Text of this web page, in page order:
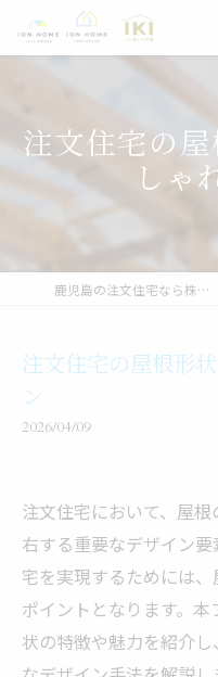
注文住宅の
しゃ
鹿児島の注文住宅なら株式会社イオン・ホーム
注文住宅の屋根形
ン
2026/04/09
注文住宅において、屋
右する重要なデザイン
宅を実現するためには
ポイントとなります。
状の特徴や魅力を紹介